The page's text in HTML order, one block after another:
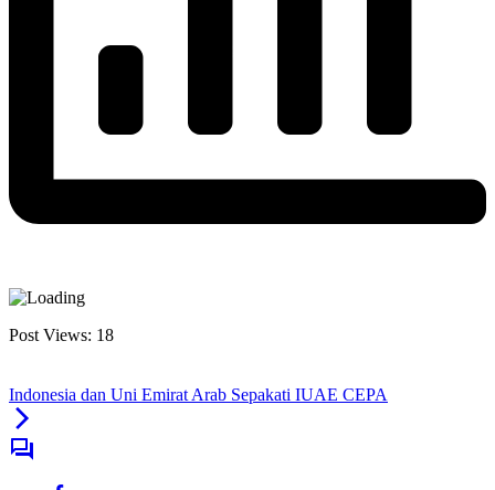
Post Views: 18
Indonesia dan Uni Emirat Arab Sepakati IUAE CEPA